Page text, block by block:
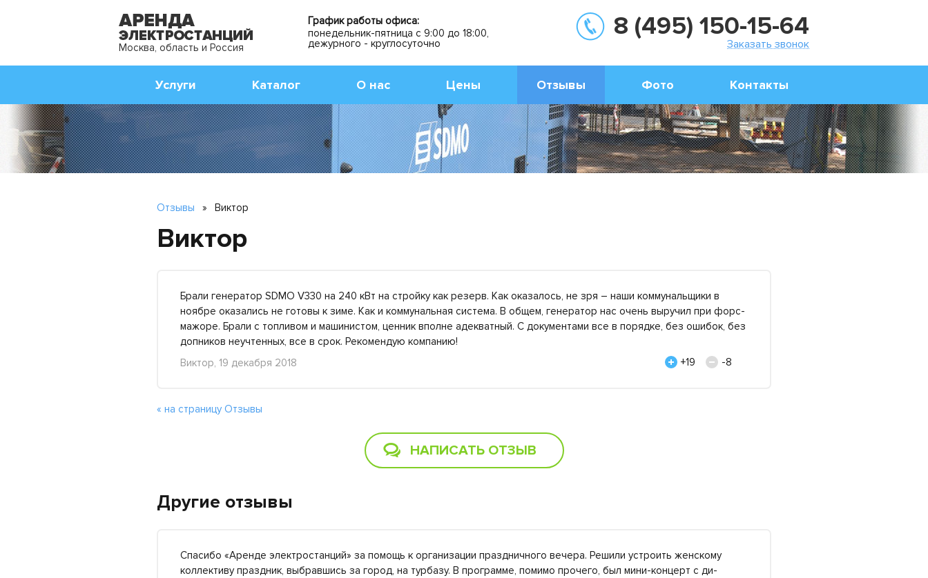
Москва, область и Россия
График работы офиса:
понедельник-пятница с 9:00 до 18:00,
дежурного - круглосуточно
8 (495) 150-15-64
Заказать звонок
Услуги Каталог О нас Цены Отзывы Фото Контакты
Отзывы » Виктор
Виктор
Брали генератор SDMO V330 на 240 кВт на стройку как резерв. Как оказалось, не зря – наши коммунальщики в
ноябре оказались не готовы к зиме. Как и коммунальная система. В общем, генератор нас очень выручил при форс-
мажоре. Брали с топливом и машинистом, ценник вполне адекватный. С документами все в порядке, без ошибок, без
допников неучтенных, все в срок. Рекомендую компанию!
+19
-8
Виктор, 19 декабря 2018
« на страницу Отзывы
НАПИСАТЬ ОТЗЫВ
Другие отзывы
Спасибо «Аренде электростанций» за помощь к организации праздничного вечера. Решили устроить женскому
коллективу праздник, выбравшись за город, на турбазу. В программе, помимо прочего, был мини-концерт с ди-